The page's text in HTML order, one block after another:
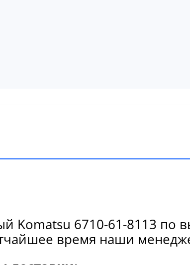
Komatsu 6710-61-8113
время наши